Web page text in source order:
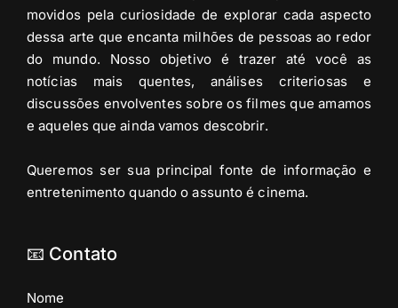
movidos pela curiosidade de explorar cada aspecto
dessa arte que encanta milhões de pessoas ao redor
do mundo. Nosso objetivo é trazer até você as
notícias mais quentes, análises criteriosas e
discussões envolventes sobre os filmes que amamos
e aqueles que ainda vamos descobrir.
Queremos ser sua principal fonte de informação e
entretenimento quando o assunto é cinema.
📧 Contato
Nome